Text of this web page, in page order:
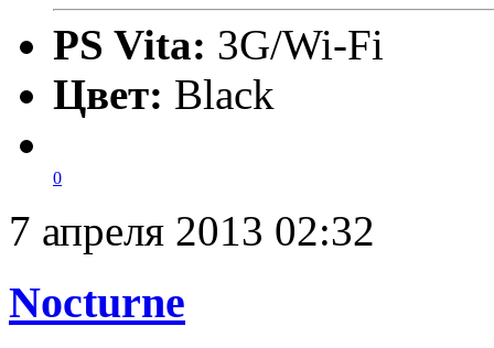
PS Vita: 3G/Wi-Fi
Цвет: Black
0
7 апреля 2013 02:32
Nocturne